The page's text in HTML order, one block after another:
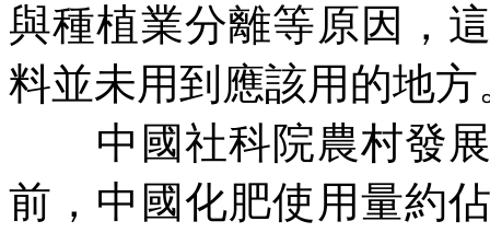
與種植業分離等原因，
料並未用到應該用的地方
中國社科院農村發展
前，中國化肥使用量約